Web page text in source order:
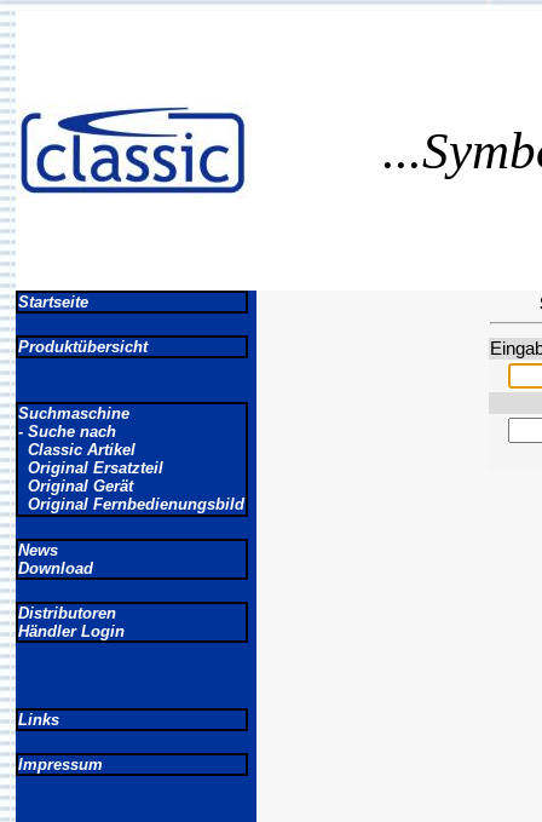
Startseite
Produktübersicht
Suchmaschine
- Suche nach
Classic Artikel
Original Ersatzteil
Original Gerät
Original Fernbedienungsbild
News
Download
Distributoren
Händler Login
Links
Impressum